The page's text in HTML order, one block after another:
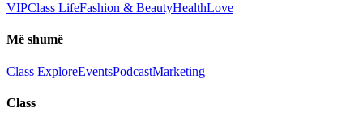
VIPClass LifeFashion & BeautyHealthLove
Më shumë
Class ExploreEventsPodcastMarketing
Class